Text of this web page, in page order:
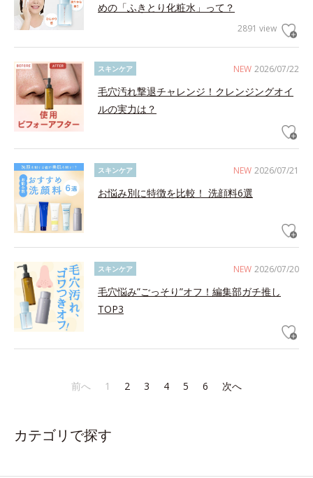
めの「ふきとり化粧水」って？
2891 view
NEW 2026/07/22
スキンケア
毛穴汚れ撃退チャレンジ！クレンジングオイ
ルの実力は？
NEW 2026/07/21
スキンケア
お悩み別に特徴を比較！ 洗顔料6選
NEW 2026/07/20
スキンケア
毛穴悩み”ごっそり”オフ！編集部ガチ推し
TOP3
前へ 1 2 3 4 5 6 次へ
カテゴリで探す